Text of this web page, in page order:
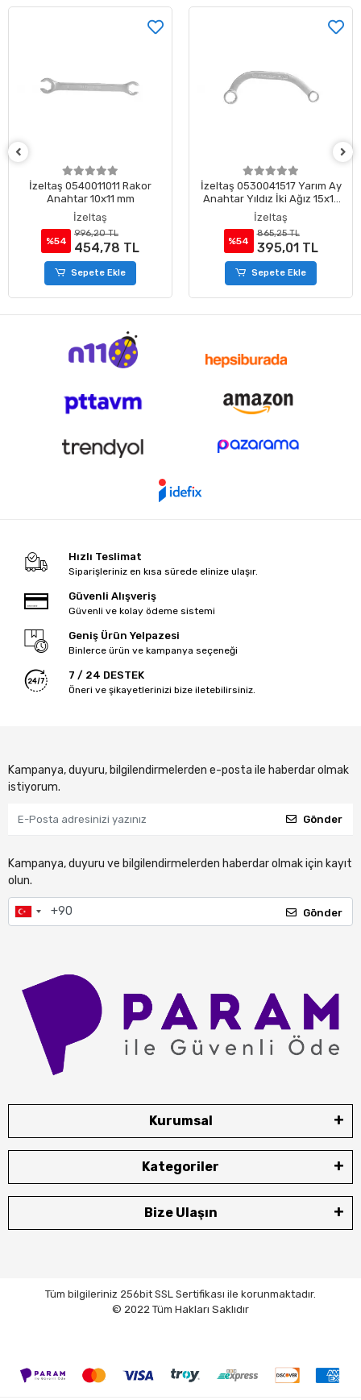
İzeltaş 0540011011 Rakor
Anahtar 10x11 mm
İzeltaş
%54
996,20 TL
454,78 TL
Sepete Ekle
İzeltaş 0530041517 Yarım Ay
Anahtar Yıldız İki Ağız 15x17
mm
İzeltaş
%54
865,25 TL
395,01 TL
Sepete Ekle
Hızlı Teslimat
Siparişleriniz en kısa sürede elinize ulaşır.
Güvenli Alışveriş
Güvenli ve kolay ödeme sistemi
Geniş Ürün Yelpazesi
Binlerce ürün ve kampanya seçeneği
7 / 24 DESTEK
Öneri ve şikayetlerinizi bize iletebilirsiniz.
Kampanya, duyuru, bilgilendirmelerden e-posta ile haberdar olmak
istiyorum.
Gönder
Kampanya, duyuru ve bilgilendirmelerden haberdar olmak için kayıt
olun.
Gönder
Kurumsal
Kategoriler
Bize Ulaşın
Tüm bilgileriniz 256bit SSL Sertifikası ile korunmaktadır.
© 2022 Tüm Hakları Saklıdır